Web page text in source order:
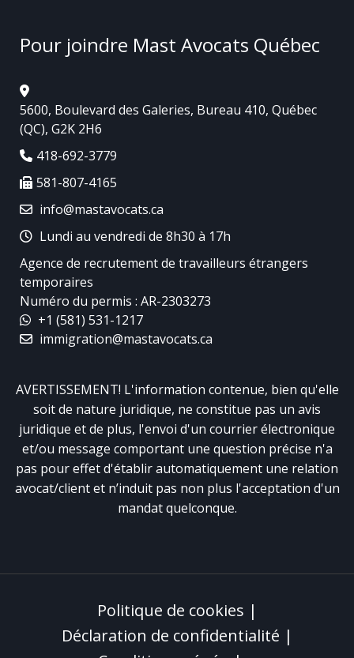
Pour joindre Mast Avocats Québec
5600, Boulevard des Galeries, Bureau 410, Québec
(QC), G2K 2H6
418-692-3779
581-807-4165
info@mastavocats.ca
Lundi au vendredi de 8h30 à 17h
Agence de recrutement de travailleurs étrangers
temporaires
Numéro du permis : AR-2303273
+1 (581) 531-1217
immigration@mastavocats.ca
AVERTISSEMENT! L'information contenue, bien qu'elle
soit de nature juridique, ne constitue pas un avis
juridique et de plus, l'envoi d'un courrier électronique
et/ou message comportant une question précise n'a
pas pour effet d'établir automatiquement une relation
avocat/client et n’induit pas non plus l'acceptation d'un
mandat quelconque.
Politique de cookies |
Déclaration de confidentialité |